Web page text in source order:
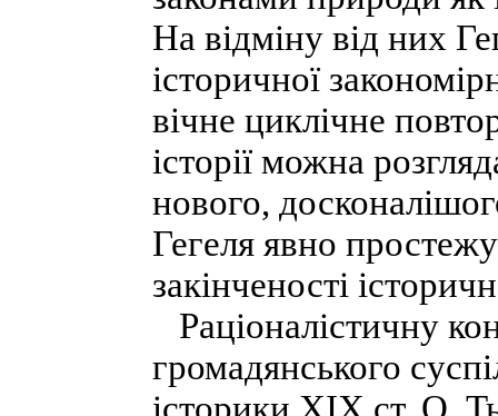
На відміну від них
історичної
вічне циклічне
історії можна
нового,
Гегеля явно
закінченості
Раціоналістичну
громадянського